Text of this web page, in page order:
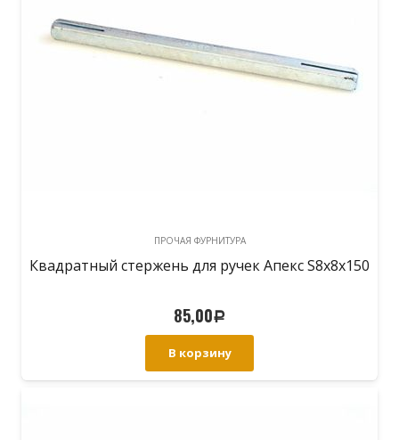
ПРОЧАЯ ФУРНИТУРА
Квадратный стержень для ручек Апекс S8х8х150
85,00Р
В корзину